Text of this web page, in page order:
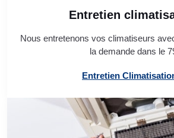
Entretien
Nous entretenons vos climatiseurs
la demande dans le
Entretien